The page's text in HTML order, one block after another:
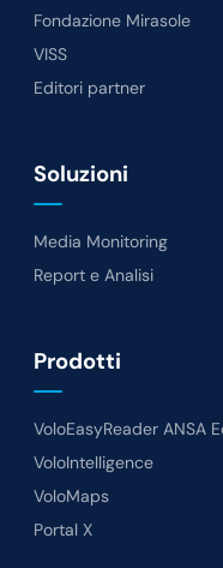
Fondazione Mirasole
VISS
Editori partner
Soluzioni
Media Monitoring
Report e Analisi
Prodotti
VoloEasyReader ANSA
VoloIntelligence
VoloMaps
Portal X